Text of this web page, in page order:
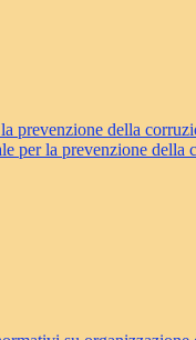
prevenzione della
per la prevenzione della